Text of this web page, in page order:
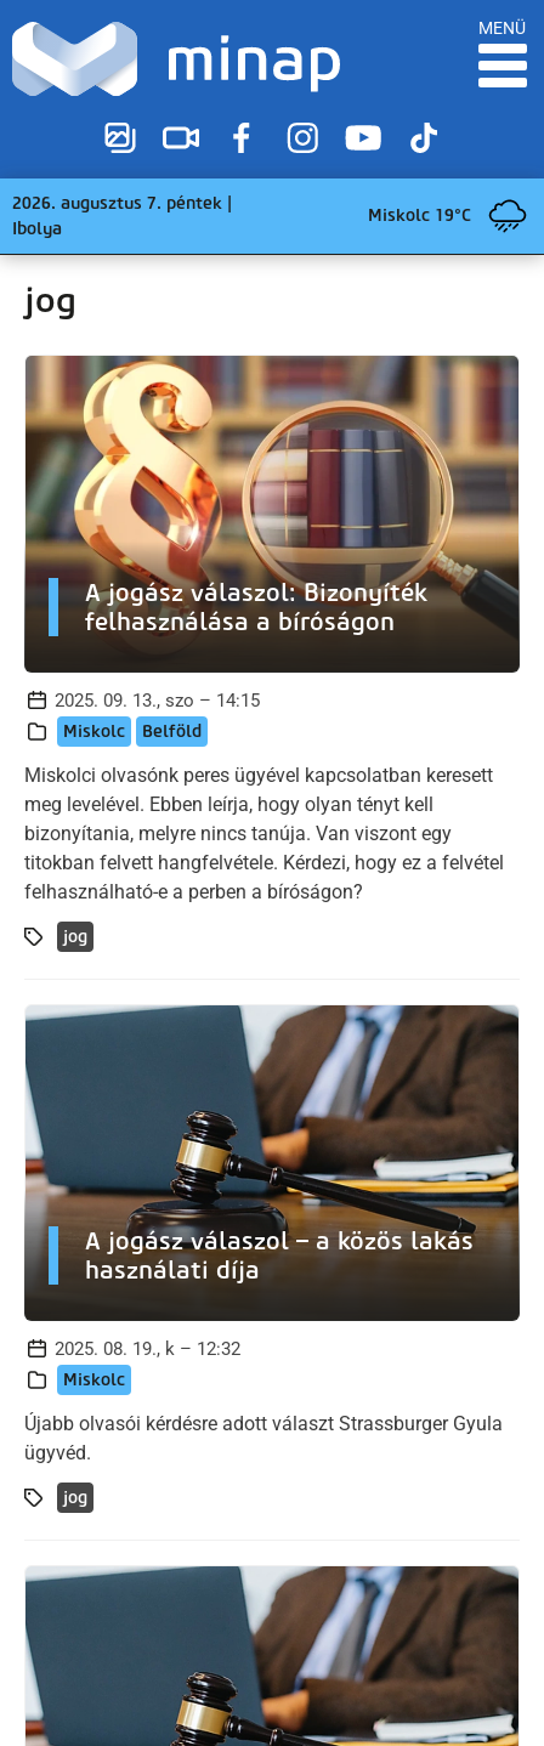
MENÜ
2026. augusztus 7. péntek |
Ibolya
Miskolc 19°C
jog
A jogász válaszol: Bizonyíték
felhasználása a bíróságon
2025. 09. 13., szo – 14:15
Miskolc Belföld
Miskolci olvasónk peres ügyével kapcsolatban keresett
meg levelével. Ebben leírja, hogy olyan tényt kell
bizonyítania, melyre nincs tanúja. Van viszont egy
titokban felvett hangfelvétele. Kérdezi, hogy ez a felvétel
felhasználható-e a perben a bíróságon?
jog
A jogász válaszol – a közös lakás
használati díja
2025. 08. 19., k – 12:32
Miskolc
Újabb olvasói kérdésre adott választ Strassburger Gyula
ügyvéd.
jog